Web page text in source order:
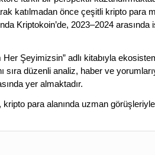
katılmadan önce çeşitli kripto para
Kriptokoin’de, 2023–2024 arasında
Şeyimizsin” adlı kitabıyla
sıra düzenli analiz, haber ve
yer almaktadır.
para alanında uzman